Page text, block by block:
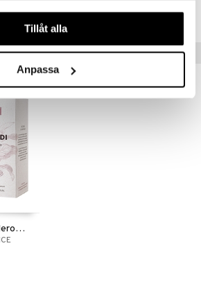
användande av vår webbplats.
Tillåt alla
Anpassa
Vinkkejä sinulle
Accordi Di Profumo Neroli Marocco - Eau de parfum